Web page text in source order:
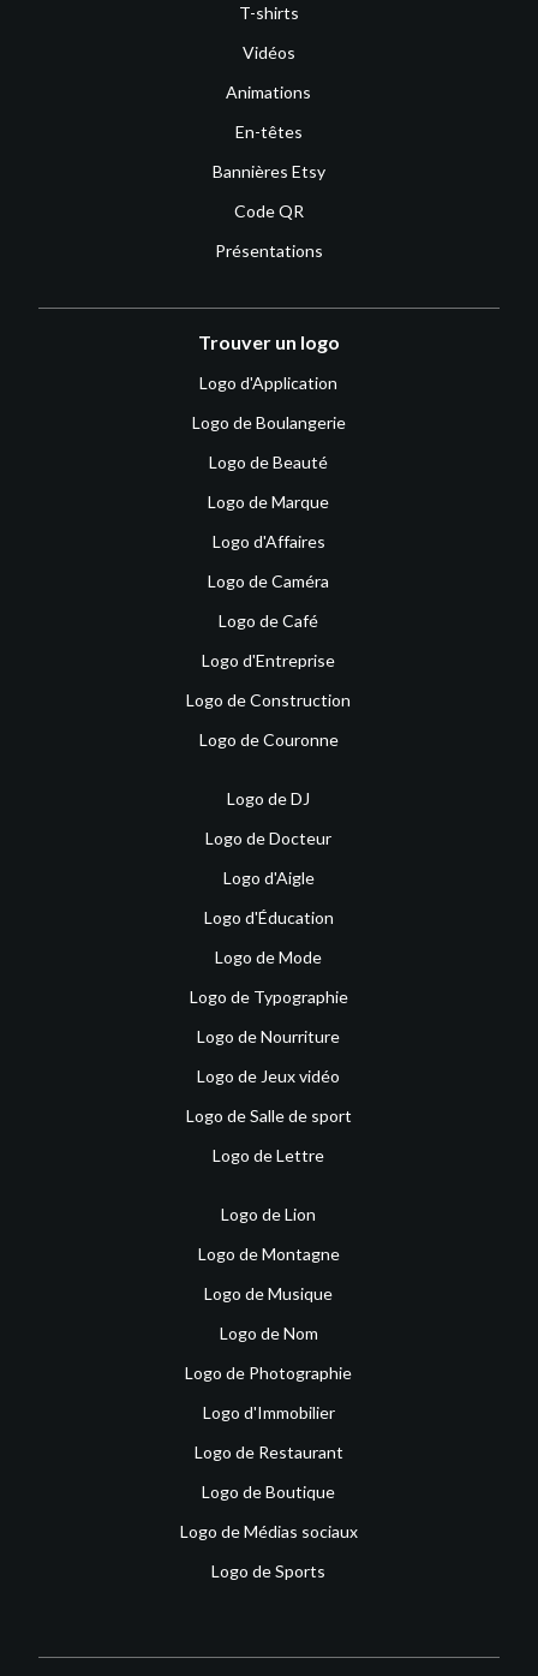
T-shirts
Vidéos
Animations
En-têtes
Bannières Etsy
Code QR
Présentations
Trouver un logo
Logo d'Application
Logo de Boulangerie
Logo de Beauté
Logo de Marque
Logo d'Affaires
Logo de Caméra
Logo de Café
Logo d'Entreprise
Logo de Construction
Logo de Couronne
Logo de DJ
Logo de Docteur
Logo d'Aigle
Logo d'Éducation
Logo de Mode
Logo de Typographie
Logo de Nourriture
Logo de Jeux vidéo
Logo de Salle de sport
Logo de Lettre
Logo de Lion
Logo de Montagne
Logo de Musique
Logo de Nom
Logo de Photographie
Logo d'Immobilier
Logo de Restaurant
Logo de Boutique
Logo de Médias sociaux
Logo de Sports